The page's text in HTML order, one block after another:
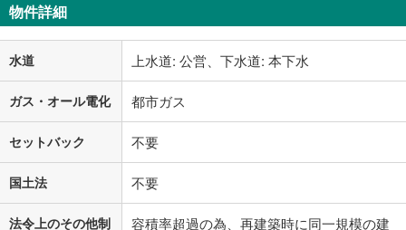
物件詳細
水道 上水道: 公営、下水道: 本下水
ガス・オール電化 都市ガス
セットバック 不要
国土法 不要
法令上のその他制
容積率超過の為、再建築時に同一規模の建